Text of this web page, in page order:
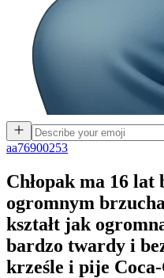
aa76900253
Chłopak ma 16 lat
ogromnym
kształt jak
bardzo twardy i
krześle i pije